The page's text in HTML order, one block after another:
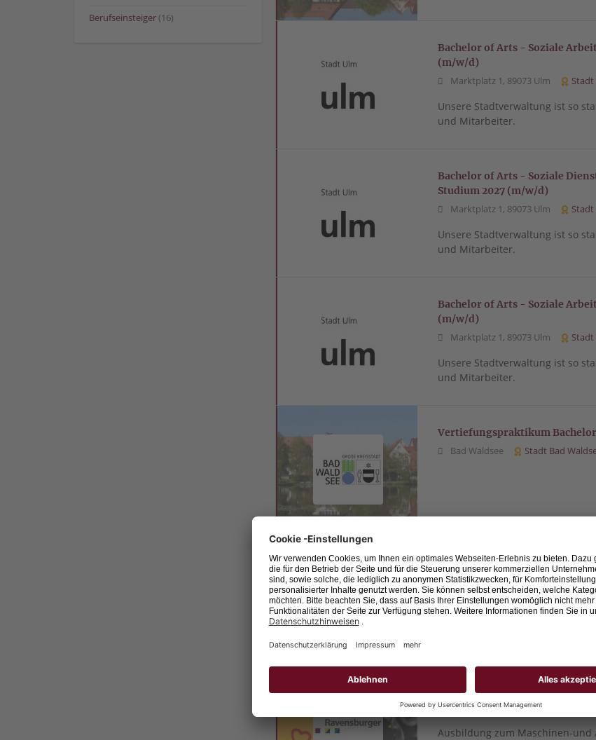
Bachelor of Arts - Soziale
(m/w/d)
Marktplatz 1, 89073 Ulm Stadt
Unsere Stadtverwaltung ist so
und Mitarbeiter.
Bachelor of Arts - Soziale
Studium 2027 (m/w/d)
Marktplatz 1, 89073 Ulm Stadt
Unsere Stadtverwaltung ist so
und Mitarbeiter.
Bachelor of Arts - Soziale
(m/w/d)
Marktplatz 1, 89073 Ulm Stadt
Unsere Stadtverwaltung ist so
und Mitarbeiter.
Vertiefungspraktikum
Bad Waldsee Stadt Bad
Ausbildung zum
Otto-Maier-Straße 1, 88214
Ausbildung zum
Ausbildung zum Maschinen-
Otto-Maier-Straße 1, 88214
Ausbildung zum Maschinen-
Berufseinsteiger (16)